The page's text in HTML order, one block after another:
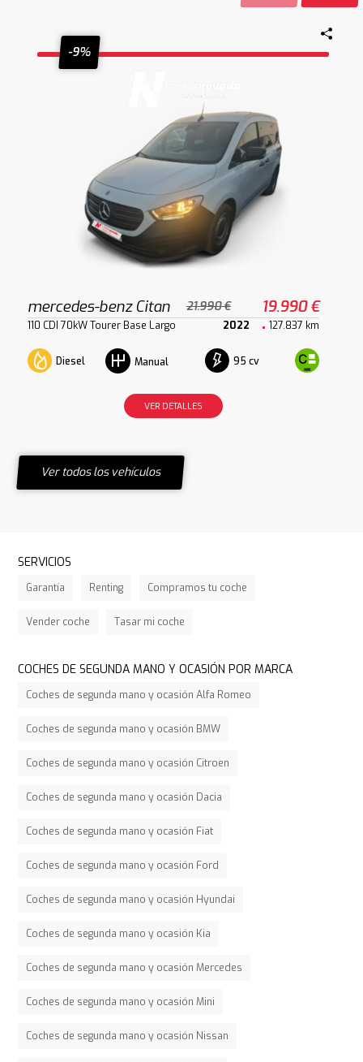
-9%
mercedes-benz Citan 21.990 € 19.990 €
110 CDI 70kW Tourer Base Largo 2022 127.837 km
Diesel Manual 95 cv
VER DETALLES
Ver todos los vehículos
SERVICIOS
Garantía Renting Compramos tu coche
Vender coche Tasar mi coche
COCHES DE SEGUNDA MANO Y OCASIÓN POR MARCA
Coches de segunda mano y ocasión Alfa Romeo
Coches de segunda mano y ocasión BMW
Coches de segunda mano y ocasión Citroen
Coches de segunda mano y ocasión Dacia
Coches de segunda mano y ocasión Fiat
Coches de segunda mano y ocasión Ford
Coches de segunda mano y ocasión Hyundai
Coches de segunda mano y ocasión Kia
Coches de segunda mano y ocasión Mercedes
Coches de segunda mano y ocasión Mini
Coches de segunda mano y ocasión Nissan